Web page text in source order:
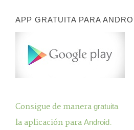
APP GRATUITA PARA
Consigue de manera gratuita
la aplicación para Android.